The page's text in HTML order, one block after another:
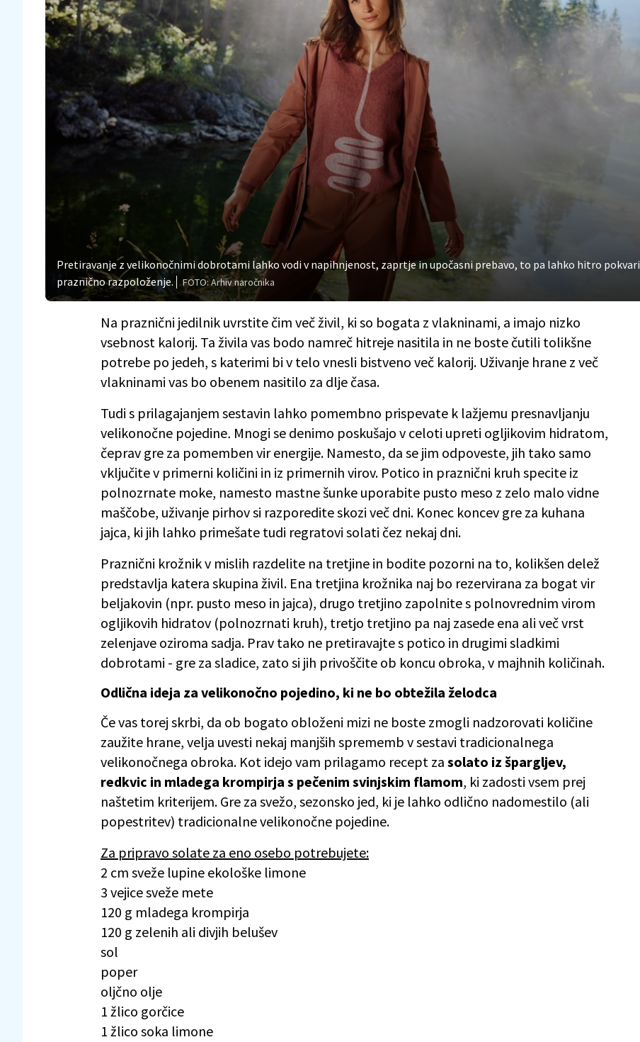
Pretiravanje z velikonočnimi dobrotami lahko vodi v napihnjenost, zaprtje in upočasni prebavo, to pa lahko hitro pokvari
praznično razpoloženje.
FOTO: Arhiv naročnika
Na praznični jedilnik uvrstite čim več živil, ki so bogata z vlakninami, a imajo nizko
vsebnost kalorij. Ta živila vas bodo namreč hitreje nasitila in ne boste čutili tolikšne
potrebe po jedeh, s katerimi bi v telo vnesli bistveno več kalorij. Uživanje hrane z več
vlakninami vas bo obenem nasitilo za dlje časa.
Tudi s prilagajanjem sestavin lahko pomembno prispevate k lažjemu presnavljanju
velikonočne pojedine. Mnogi se denimo poskušajo v celoti upreti ogljikovim hidratom,
čeprav gre za pomemben vir energije. Namesto, da se jim odpoveste, jih tako samo
vključite v primerni količini in iz primernih virov. Potico in praznični kruh specite iz
polnozrnate moke, namesto mastne šunke uporabite pusto meso z zelo malo vidne
maščobe, uživanje pirhov si razporedite skozi več dni. Konec koncev gre za kuhana
jajca, ki jih lahko primešate tudi regratovi solati čez nekaj dni.
Praznični krožnik v mislih razdelite na tretjine in bodite pozorni na to, kolikšen delež
predstavlja katera skupina živil. Ena tretjina krožnika naj bo rezervirana za bogat vir
beljakovin (npr. pusto meso in jajca), drugo tretjino zapolnite s polnovrednim virom
ogljikovih hidratov (polnozrnati kruh), tretjo tretjino pa naj zasede ena ali več vrst
zelenjave oziroma sadja. Prav tako ne pretiravajte s potico in drugimi sladkimi
dobrotami - gre za sladice, zato si jih privoščite ob koncu obroka, v majhnih količinah.
Odlična ideja za velikonočno pojedino, ki ne bo obtežila želodca
Če vas torej skrbi, da ob bogato obloženi mizi ne boste zmogli nadzorovati količine
zaužite hrane, velja uvesti nekaj manjših sprememb v sestavi tradicionalnega
velikonočnega obroka. Kot idejo vam prilagamo recept za solato iz špargljev,
redkvic in mladega krompirja s pečenim svinjskim flamom, ki zadosti vsem prej
naštetim kriterijem. Gre za svežo, sezonsko jed, ki je lahko odlično nadomestilo (ali
popestritev) tradicionalne velikonočne pojedine.
Za pripravo solate za eno osebo potrebujete:
2 cm sveže lupine ekološke limone
3 vejice sveže mete
120 g mladega krompirja
120 g zelenih ali divjih belušev
sol
poper
oljčno olje
1 žlico gorčice
1 žlico soka limone